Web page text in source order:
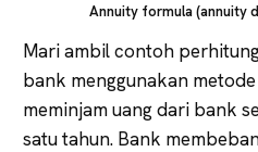
Annuity formula (annuity
Mari ambil contoh
bank menggunakan
meminjam uang dari bank
satu tahun. Bank